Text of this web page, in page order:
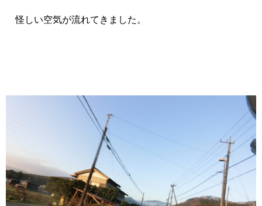
怪しい空気が流れてきました。